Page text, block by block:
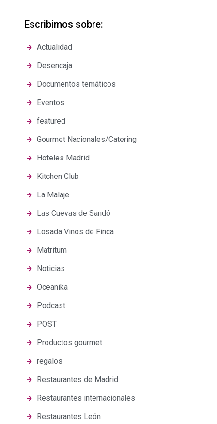
Escribimos sobre:
Actualidad
Desencaja
Documentos temáticos
Eventos
featured
Gourmet Nacionales/Catering
Hoteles Madrid
Kitchen Club
La Malaje
Las Cuevas de Sandó
Losada Vinos de Finca
Matritum
Noticias
Oceanika
Podcast
POST
Productos gourmet
regalos
Restaurantes de Madrid
Restaurantes internacionales
Restaurantes León